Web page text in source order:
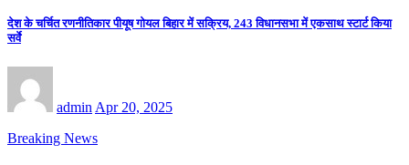
देश के चर्चित रणनीतिकार पीयूष गोयल बिहार में सक्रिय, 243 विधानसभा में एकसाथ स्टार्ट किया
सर्वे
admin Apr 20, 2025
Breaking News